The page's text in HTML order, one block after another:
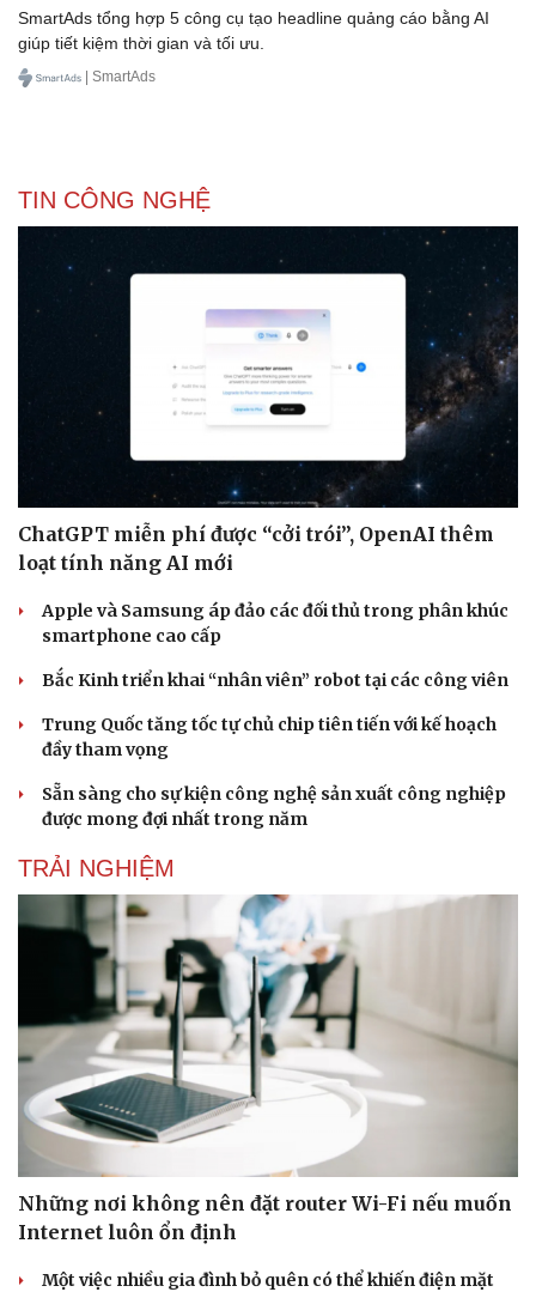
Doanh nhân
SmartAds tổng hợp 5 công cụ tạo headline quảng cáo bằng AI
giúp tiết kiệm thời gian và tối ưu.
| SmartAds
TIN CÔNG NGHỆ
ChatGPT miễn phí được “cởi trói”, OpenAI thêm
loạt tính năng AI mới
Apple và Samsung áp đảo các đối thủ trong phân khúc
smartphone cao cấp
Bắc Kinh triển khai “nhân viên” robot tại các công viên
Trung Quốc tăng tốc tự chủ chip tiên tiến với kế hoạch
đầy tham vọng
Sẵn sàng cho sự kiện công nghệ sản xuất công nghiệp
được mong đợi nhất trong năm
TRẢI NGHIỆM
Những nơi không nên đặt router Wi-Fi nếu muốn
Internet luôn ổn định
Một việc nhiều gia đình bỏ quên có thể khiến điện mặt